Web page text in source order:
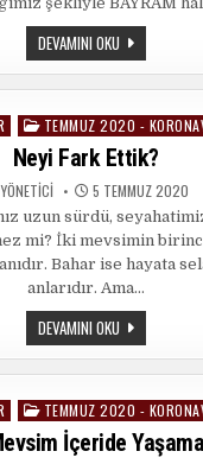
DEVAMINI OKUBAYRAMIN
GETIRDIĞI
TEMMUZ 2020 -
Neyi Fark Ettik?
YÖNETICI 5 TEMMUZ 2020
uzun sürdü,
mi? İki mevsimin
Bahar ise hayata
anlarıdır. Ama…
DEVAMINI OKUNEYI
FARK
ETTIK?
TEMMUZ 2020 -
İçeride